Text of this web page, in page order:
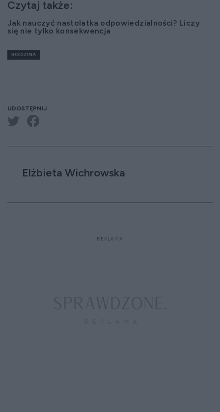
Czytaj także:
Jak nauczyć nastolatka odpowiedzialności? Liczy
się nie tylko konsekwencja
RODZINA
UDOSTĘPNIJ
Elżbieta Wichrowska